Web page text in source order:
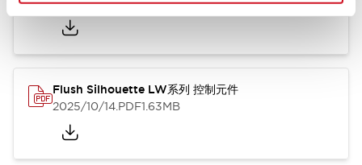
Flush Silhouette LW系列 控制元件
2025/10/14.PDF1.63MB